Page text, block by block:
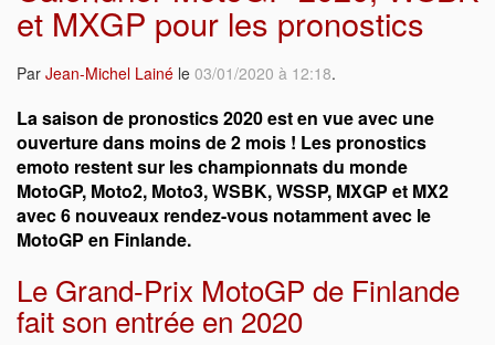
et MXGP pour les pronostics
Par Jean-Michel Lainé le 03/01/2020 à 12:18.
La saison de pronostics 2020 est en vue avec une
ouverture dans moins de 2 mois ! Les pronostics
emoto restent sur les championnats du monde
MotoGP, Moto2, Moto3, WSBK, WSSP, MXGP et MX2
avec 6 nouveaux rendez-vous notamment avec le
MotoGP en Finlande.
Le Grand-Prix MotoGP de Finlande
fait son entrée en 2020